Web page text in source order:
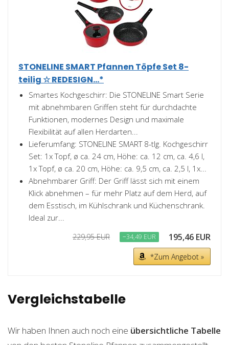
STONELINE SMART Pfannen Töpfe Set 8-
teilig ☆ REDESIGN...*
Smartes Kochgeschirr: Die STONELINE Smart Serie
mit abnehmbaren Griffen steht für durchdachte
Funktionen, modernes Design und maximale
Flexibilität auf allen Herdarten...
Lieferumfang: STONELINE SMART 8-tlg. Kochgeschirr
Set: 1x Topf, ø ca. 24 cm, Höhe: ca. 12 cm, ca. 4,6 l,
1x Topf, ø ca. 20 cm, Höhe: ca. 9,5 cm, ca. 2,5 l, 1x...
Abnehmbarer Griff: Der Griff lässt sich mit einem
Klick abnehmen – für mehr Platz auf dem Herd, auf
dem Esstisch, im Kühlschrank und Küchenschrank.
Ideal zur...
229,95 EUR −34,49 EUR 195,46 EUR
*Zum Angebot »
Vergleichstabelle
Wir haben Ihnen auch noch eine übersichtliche Tabelle